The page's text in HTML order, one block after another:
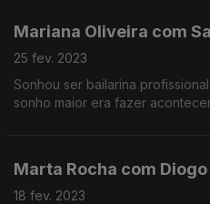
Mariana Oliveira com
25 fev. 2023
Sonhou ser bailarina
sonho maior era fazer
Marta Rocha com Diogo
18 fev. 2023